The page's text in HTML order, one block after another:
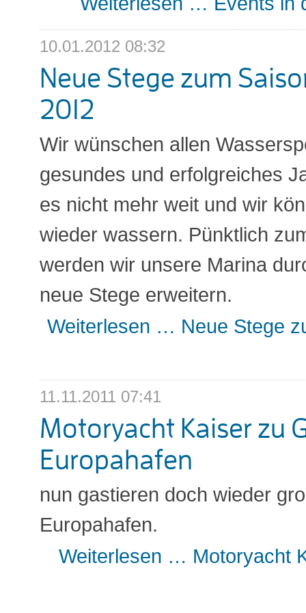
10.01.2012 08:32
Neue Stege zum
2012
Wir wünschen allen
gesundes und erfolgreiches
es nicht mehr weit und wir
wieder wassern. Pünktlich
werden wir unsere Marina
neue Stege erweitern.
Weiterlesen … Neue Stege
11.11.2011 07:41
Motoryacht Kaiser zu
Europahafen
nun gastieren doch wieder
Europahafen.
Weiterlesen … Motoryacht